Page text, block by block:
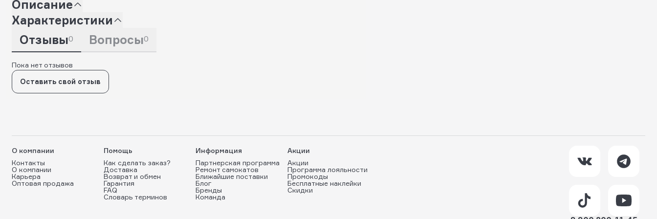
Описание
Характеристики
Отзывы0 Вопросы0
Пока нет отзывов
Оставить свой отзыв
О компании
Контакты
О компании
Карьера
Оптовая продажа
Помощь
Как сделать заказ?
Доставка
Возврат и обмен
Гарантия
FAQ
Словарь терминов
Информация
Партнерская программа
Ремонт самокатов
Ближайшие поставки
Блог
Бренды
Команда
Акции
Акции
Программа лояльности
Промокоды
Бесплатные наклейки
Скидки